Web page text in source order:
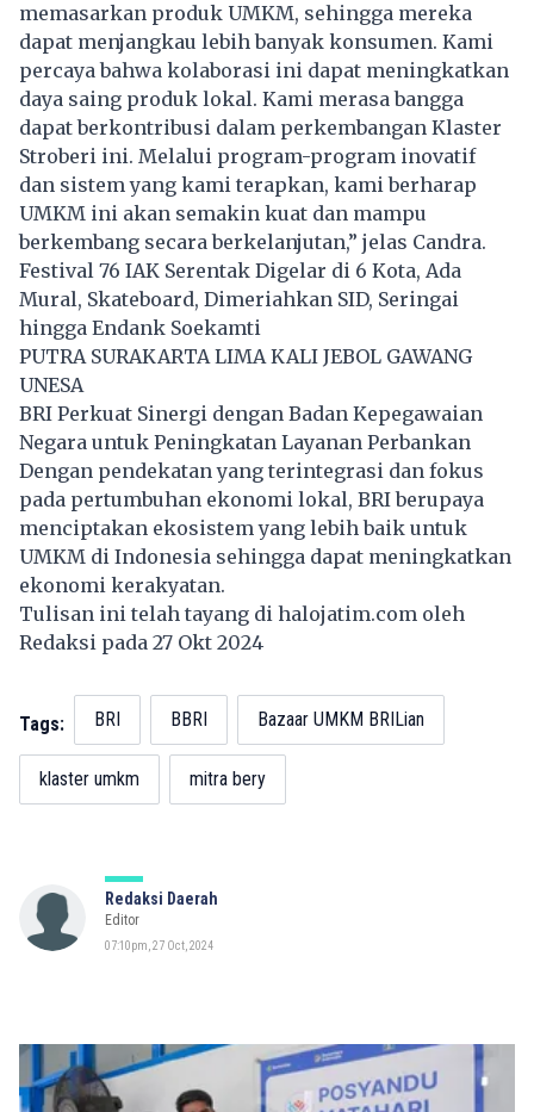
memasarkan produk UMKM, sehingga mereka
dapat menjangkau lebih banyak konsumen. Kami
percaya bahwa kolaborasi ini dapat meningkatkan
daya saing produk lokal. Kami merasa bangga
dapat berkontribusi dalam perkembangan Klaster
Stroberi ini. Melalui program-program inovatif
dan sistem yang kami terapkan, kami berharap
UMKM ini akan semakin kuat dan mampu
berkembang secara berkelanjutan,” jelas Candra.
Festival 76 IAK Serentak Digelar di 6 Kota, Ada
Mural, Skateboard, Dimeriahkan SID, Seringai
hingga Endank Soekamti
PUTRA SURAKARTA LIMA KALI JEBOL GAWANG
UNESA
BRI Perkuat Sinergi dengan Badan Kepegawaian
Negara untuk Peningkatan Layanan Perbankan
Dengan pendekatan yang terintegrasi dan fokus
pada pertumbuhan ekonomi lokal, BRI berupaya
menciptakan ekosistem yang lebih baik untuk
UMKM di Indonesia sehingga dapat meningkatkan
ekonomi kerakyatan.
Tulisan ini telah tayang di halojatim.com oleh
Redaksi pada 27 Okt 2024
Tags: BRI BBRI Bazaar UMKM BRILian
klaster umkm mitra bery
Redaksi Daerah
Editor
07:10pm, 27 Oct, 2024